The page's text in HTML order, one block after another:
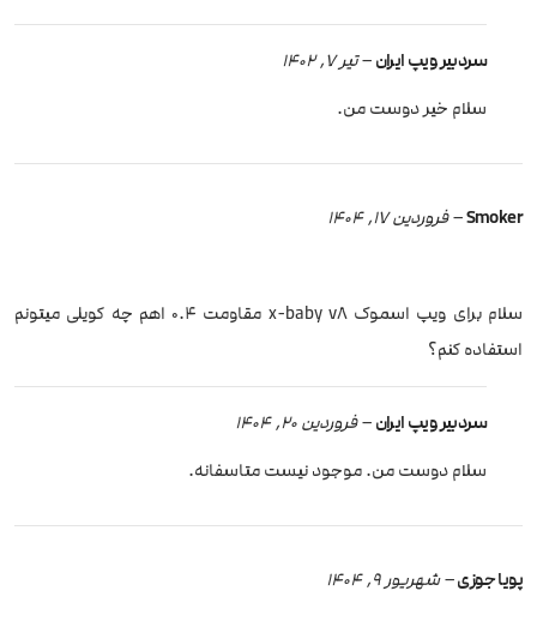
سردبیر ویپ ایران– تیر 7, 1402
سلام خیر دوست من.
Smoker
– فروردین 17, 1404
سلام برای ویپ اسموک x-baby v8 مقاومت 0.4 اهم چه کویلی میتونم
استفاده کنم؟
سردبیر ویپ ایران– فروردین 20, 1404
سلام دوست من. موجود نیست متاسفانه.
پويا جوزی– شهریور 9, 1404